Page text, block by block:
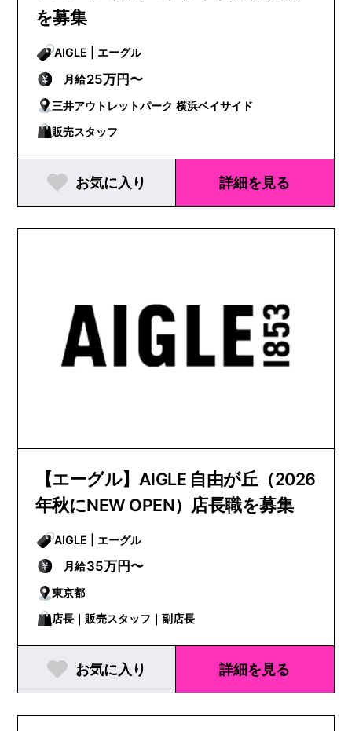
を募集
AIGLE | エーグル
月給25万円〜
三井アウトレットパーク 横浜ベイサイド
販売スタッフ
お気に入り 詳細を見る
【エーグル】AIGLE 自由が丘（2026
年秋にNEW OPEN）店長職を募集
AIGLE | エーグル
月給35万円〜
東京都
店長｜販売スタッフ｜副店長
お気に入り 詳細を見る